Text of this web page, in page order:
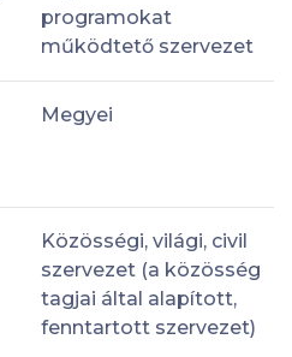
programokat
működtető szervezet
Megyei
Közösségi, világi, civil
szervezet (a közösség
tagjai által alapított,
fenntartott szervezet)